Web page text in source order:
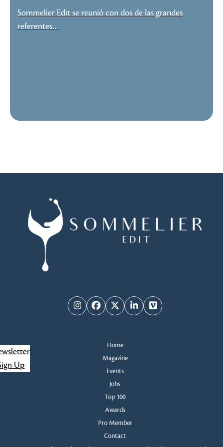
Sommelier Edit se reunió con dos de las grandes
referentes…
InstagramFacebook
TwitterLinkedInVimeo
Home
Magazine
Events
Jobs
Top 100
Awards
Pro Member
Contact
Up